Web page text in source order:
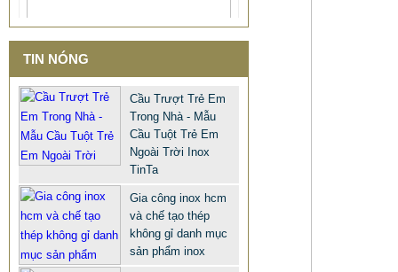
BẢNG GIÁ GIA CÔNG INOX HCM
BÌNH DƯƠNG ĐỒNG NAI VŨNG
TÀU
65.800 VNĐ68.500 VNĐ
SP: BANG GIA GIA CONG INOX
TINTA
TIN NÓNG
Cầu Trượt Trẻ Em
Trong Nhà - Mẫu
Cầu Tuột Trẻ Em
Ngoài Trời Inox
TinTa
Gia công inox hcm
và chế tạo thép
không gỉ danh mục
sản phẩm inox